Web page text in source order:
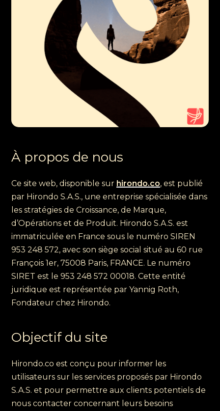
À propos de nous
Ce site web, disponible sur hirondo.co, est publié
par Hirondo S.A.S., une entreprise spécialisée dans
les stratégies de Croissance, de Marque,
d’Opérations et de Produit. Hirondo S.A.S. est
immatriculée en France sous le numéro SIREN
953 248 572, avec son siège social situé au 60 rue
François 1er, 75008 Paris, FRANCE. Le numéro
SIRET est le 953 248 572 00018. Cette entité
juridique est représentée par Yannig Roth,
Fondateur chez Hirondo.
Objectif du site
Hirondo.co est conçu pour informer les
utilisateurs sur les services proposés par Hirondo
S.A.S. et pour permettre aux clients potentiels de
nous contacter concernant leurs besoins